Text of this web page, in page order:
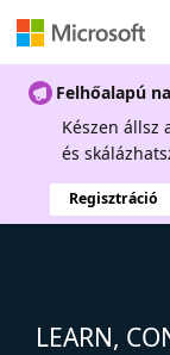
Felhőalapú
Készen állsz
és
Regisztráció
LEARN,